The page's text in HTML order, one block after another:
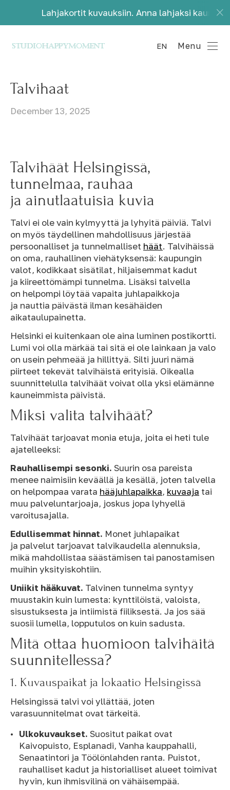
kuvauksiin. Anna lahjaksi kauniita muistoja.
EN Menu
Talvihaat
December 13, 2025
Talvihäät Helsingissä,
tunnelmaa, rauhaa
ja ainutlaatuisia kuvia
Talvi ei ole vain kylmyyttä ja lyhyitä päiviä. Talvi
on myös täydellinen mahdollisuus järjestää
persoonalliset ja tunnelmalliset häät. Talvihäissä
on oma, rauhallinen viehätyksensä: kaupungin
valot, kodikkaat sisätilat, hiljaisemmat kadut
ja kiireettömämpi tunnelma. Lisäksi talvella
on helpompi löytää vapaita juhlapaikkoja
ja nauttia päivästä ilman kesähäiden
aikataulupainetta.
Helsinki ei kuitenkaan ole aina luminen postikortti.
Lumi voi olla märkää tai sitä ei ole lainkaan ja valo
on usein pehmeää ja hillittyä. Silti juuri nämä
piirteet tekevät talvihäistä erityisiä. Oikealla
suunnittelulla talvihäät voivat olla yksi elämänne
kauneimmista päivistä.
Miksi valita talvihäät?
Talvihäät tarjoavat monia etuja, joita ei heti tule
ajatelleeksi:
Rauhallisempi sesonki. Suurin osa pareista
menee naimisiin keväällä ja kesällä, joten talvella
on helpompaa varata hääjuhlapaikka, kuvaaja tai
muu palveluntarjoaja, joskus jopa lyhyellä
varoitusajalla.
Edullisemmat hinnat. Monet juhlapaikat
ja palvelut tarjoavat talvikaudella alennuksia,
mikä mahdollistaa säästämisen tai panostamisen
muihin yksityiskohtiin.
Uniikit hääkuvat. Talvinen tunnelma syntyy
muustakin kuin lumesta: kynttilöistä, valoista,
sisustuksesta ja intiimistä fiiliksestä. Ja jos sää
suosii lumella, lopputulos on kuin sadusta.
Mitä ottaa huomioon talvihäitä
suunnitellessa?
1. Kuvauspaikat ja lokaatio Helsingissä
Helsingissä talvi voi yllättää, joten
varasuunnitelmat ovat tärkeitä.
Ulkokuvaukset. Suositut paikat ovat
Kaivopuisto, Esplanadi, Vanha kauppahalli,
Senaatintori ja Töölönlahden ranta. Puistot,
rauhalliset kadut ja historialliset alueet toimivat
hyvin, kun ihmisvilinä on vähäisempää.